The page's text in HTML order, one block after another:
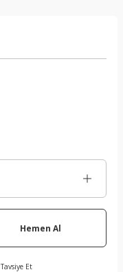
Hemen Al
Tavsiye Et